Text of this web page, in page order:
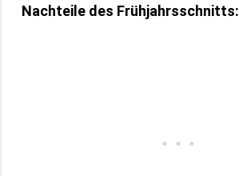
Nachteile des Frühjahrsschnitts: